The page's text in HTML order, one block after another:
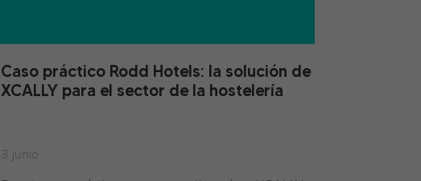
Caso práctico Rodd Hotels: la solución de
XCALLY para el sector de la hostelería
3 junio